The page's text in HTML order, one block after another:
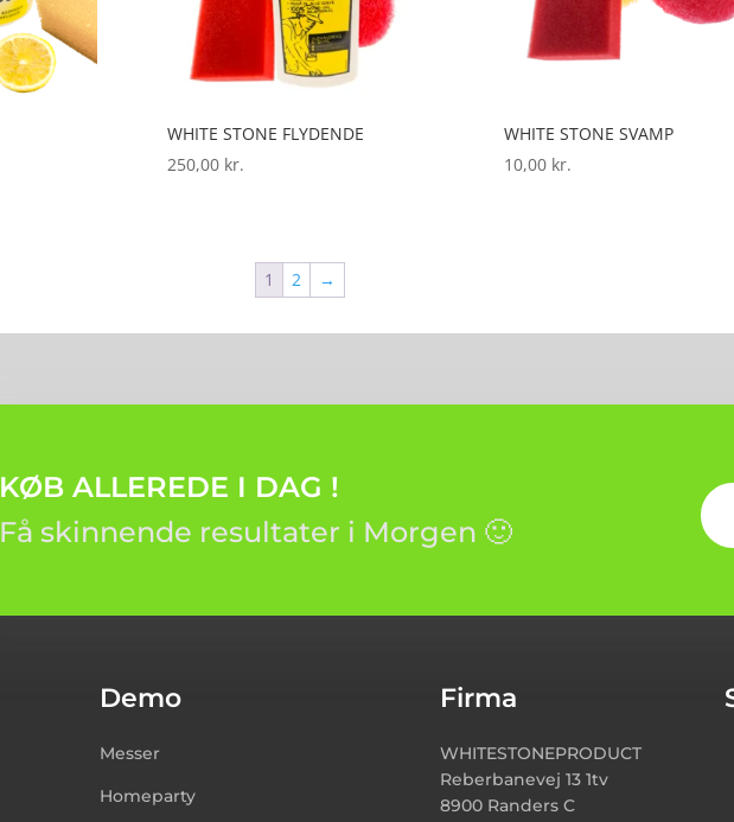
WHITE STONE FLYDENDE
250,00 kr.
WHITE STONE SVAMP
10,00 kr.
1 2 →
KØB ALLEREDE I DAG !
Få skinnende resultater i Morgen 🙂
Demo
Messer
Homeparty
Firma
WHITESTONEPRODUCT
Reberbanevej 13 1tv
8900 Randers C